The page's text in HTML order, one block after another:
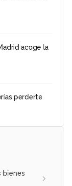
acoge la
perderte
bienes